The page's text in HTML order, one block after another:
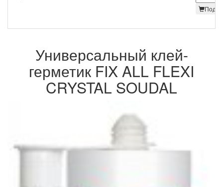
Под
Универсальный клей-
герметик FIX ALL FLEXI
CRYSTAL SOUDAL